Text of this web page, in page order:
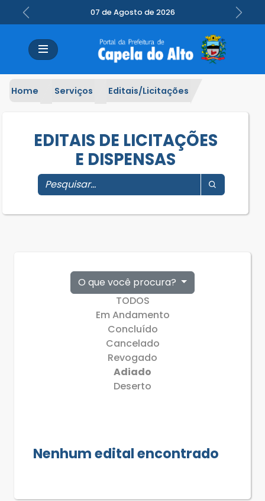
07 de Agosto de 2026
Previous Next
Home Serviços Editais/Licitações
EDITAIS DE LICITAÇÕES
E DISPENSAS
O que você procura?
TODOS
Em Andamento
Concluído
Cancelado
Revogado
Adiado
Deserto
Nenhum edital encontrado